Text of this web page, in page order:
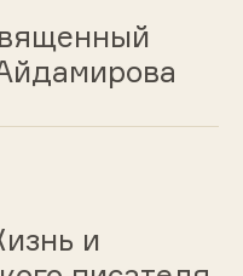
и